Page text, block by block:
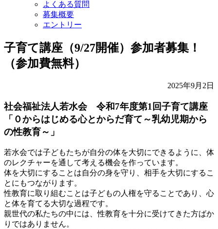
よくある質問
募集概要
エントリー
子育て講座（9/27開催）参加者募集！
（参加費無料）
2025年9月2日
社会福祉法人若水会 令和7年度第1回子育て講座
「０からはじめる心とからだ育て～乳幼児期から
の性教育～」
若水会では子どもたちが自分の体を大切にできるように、体
のレクチャーを通して考える機会を作っています。
体を大切にすることは自分の身を守り、相手を大切にするこ
とにもつながります。
性教育に取り組むことは子どもの人権を守ることであり、心
と体を育てる大切な過程です。
親世代の私たちの中には、性教育を十分に受けてきた方ばか
りではありません。